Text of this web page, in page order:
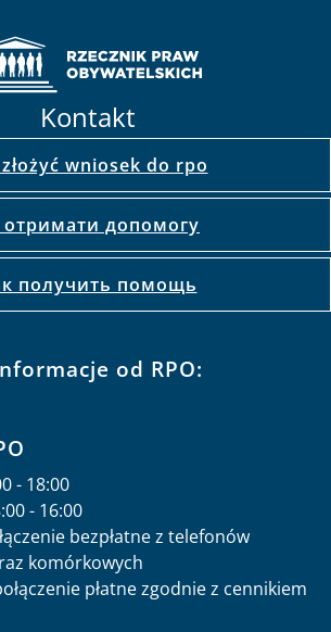
Kontakt
złożyć wniosek do rpo
отримати допомогу
получить помощь
od RPO:
- 18:00
- 16:00
bezpłatne z telefonów
komórkowych
płatne zgodnie z cennikiem